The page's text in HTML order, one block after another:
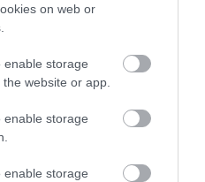
on web or
enable storage
website or app.
enable storage
enable storage
της Ελλάδας κρύβει μια
βγαλμένη από θρύλο
και τα λαχανικά του
επιλογές που πρέπει να
σας